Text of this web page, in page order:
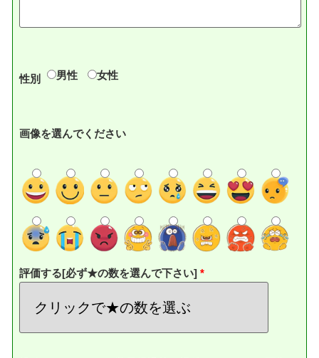
性別 男性 女性
画像を選んでください
評価する[必ず★の数を選んで下さい]